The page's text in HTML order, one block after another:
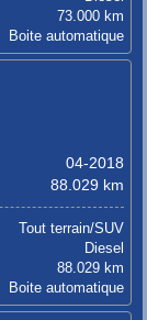
73.000 km
Boite automatique
04-2018
88.029 km
Tout terrain/SUV
Diesel
88.029 km
Boite automatique